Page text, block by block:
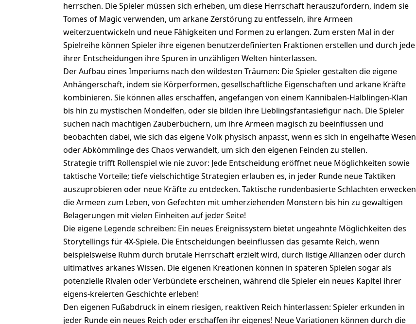
herrschen. Die Spieler müssen sich erheben, um diese Herrschaft herauszufordern, indem sie
Tomes of Magic verwenden, um arkane Zerstörung zu entfesseln, ihre Armeen
weiterzuentwickeln und neue Fähigkeiten und Formen zu erlangen. Zum ersten Mal in der
Spielreihe können Spieler ihre eigenen benutzerdefinierten Fraktionen erstellen und durch jede
ihrer Entscheidungen ihre Spuren in unzähligen Welten hinterlassen.
Der Aufbau eines Imperiums nach den wildesten Träumen: Die Spieler gestalten die eigene
Anhängerschaft, indem sie Körperformen, gesellschaftliche Eigenschaften und arkane Kräfte
kombinieren. Sie können alles erschaffen, angefangen von einem Kannibalen-Halblingen-Klan
bis hin zu mystischen Mondelfen, oder sie bilden ihre Lieblingsfantasiefigur nach. Die Spieler
suchen nach mächtigen Zauberbüchern, um ihre Armeen magisch zu beeinflussen und
beobachten dabei, wie sich das eigene Volk physisch anpasst, wenn es sich in engelhafte Wesen
oder Abkömmlinge des Chaos verwandelt, um sich den eigenen Feinden zu stellen.
Strategie trifft Rollenspiel wie nie zuvor: Jede Entscheidung eröffnet neue Möglichkeiten sowie
taktische Vorteile; tiefe vielschichtige Strategien erlauben es, in jeder Runde neue Taktiken
auszuprobieren oder neue Kräfte zu entdecken. Taktische rundenbasierte Schlachten erwecken
die Armeen zum Leben, von Gefechten mit umherziehenden Monstern bis hin zu gewaltigen
Belagerungen mit vielen Einheiten auf jeder Seite!
Die eigene Legende schreiben: Ein neues Ereignissystem bietet ungeahnte Möglichkeiten des
Storytellings für 4X-Spiele. Die Entscheidungen beeinflussen das gesamte Reich, wenn
beispielsweise Ruhm durch brutale Herrschaft erzielt wird, durch listige Allianzen oder durch
ultimatives arkanes Wissen. Die eigenen Kreationen können in späteren Spielen sogar als
potenzielle Rivalen oder Verbündete erscheinen, während die Spieler ein neues Kapitel ihrer
eigens-kreierten Geschichte erleben!
Den eigenen Fußabdruck in einem riesigen, reaktiven Reich hinterlassen: Spieler erkunden in
jeder Runde ein neues Reich oder erschaffen ihr eigenes! Neue Variationen können durch die